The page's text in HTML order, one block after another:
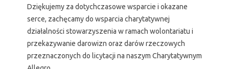
Dziękujemy za dotychczasowe wsparcie i okazane
serce, zachęcamy do wsparcia charytatywnej
działalności stowarzyszenia w ramach wolontariatu i
przekazywanie darowizn oraz darów rzeczowych
przeznaczonych do licytacji na naszym Charytatywnym